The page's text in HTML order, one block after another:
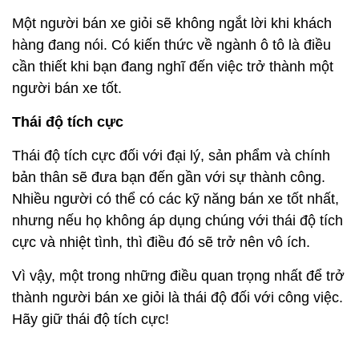
Một người bán xe giỏi sẽ không ngắt lời khi khách
hàng đang nói. Có kiến ​​thức về ngành ô tô là điều
cần thiết khi bạn đang nghĩ đến việc trở thành một
người bán xe tốt.
Thái độ tích cực
Thái độ tích cực đối với đại lý, sản phẩm và chính
bản thân sẽ đưa bạn đến gần với sự thành công.
Nhiều người có thể có các kỹ năng bán xe tốt nhất,
nhưng nếu họ không áp dụng chúng với thái độ tích
cực và nhiệt tình, thì điều đó sẽ trở nên vô ích.
Vì vậy, một trong những điều quan trọng nhất để trở
thành người bán xe giỏi là thái độ đối với công việc.
Hãy giữ thái độ tích cực!